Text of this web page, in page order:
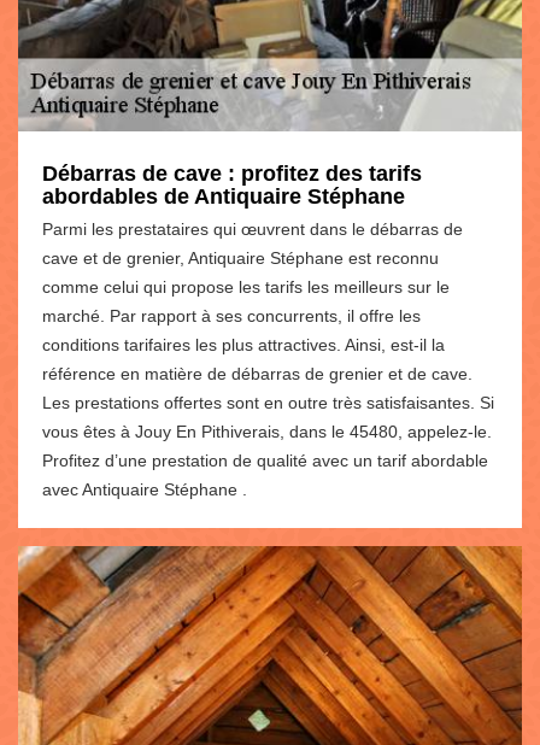
Débarras de cave : profitez des tarifs
abordables de Antiquaire Stéphane
Parmi les prestataires qui œuvrent dans le débarras de
cave et de grenier, Antiquaire Stéphane est reconnu
comme celui qui propose les tarifs les meilleurs sur le
marché. Par rapport à ses concurrents, il offre les
conditions tarifaires les plus attractives. Ainsi, est-il la
référence en matière de débarras de grenier et de cave.
Les prestations offertes sont en outre très satisfaisantes. Si
vous êtes à Jouy En Pithiverais, dans le 45480, appelez-le.
Profitez d’une prestation de qualité avec un tarif abordable
avec Antiquaire Stéphane .